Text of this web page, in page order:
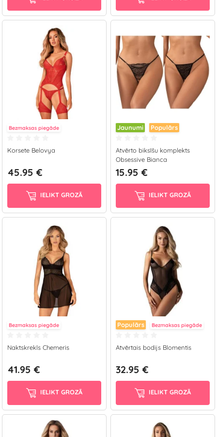
Bezmaksas piegāde
Korsete Belovya
45.95 €
IELIKT GROZĀ
Jaunumi Populārs
Atvērto biksīšu komplekts
Obsessive Bianca
15.95 €
IELIKT GROZĀ
Bezmaksas piegāde
Naktskrekls Chemeris
41.95 €
IELIKT GROZĀ
Populārs Bezmaksas piegāde
Atvērtais bodijs Blomentis
32.95 €
IELIKT GROZĀ